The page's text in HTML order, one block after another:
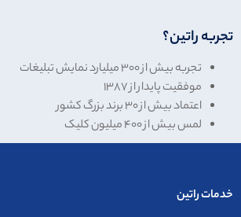
تجربه راتین؟
تجربه بیش از۳۰۰میلیارد نمایش تبلیغات
موفقیت پایدار از ۱۳۸۷
اعتماد بیش از۳۰برند بزرگ کشور
لمس بیش از۴۰۰میلیون کلیک
خدمات راتین